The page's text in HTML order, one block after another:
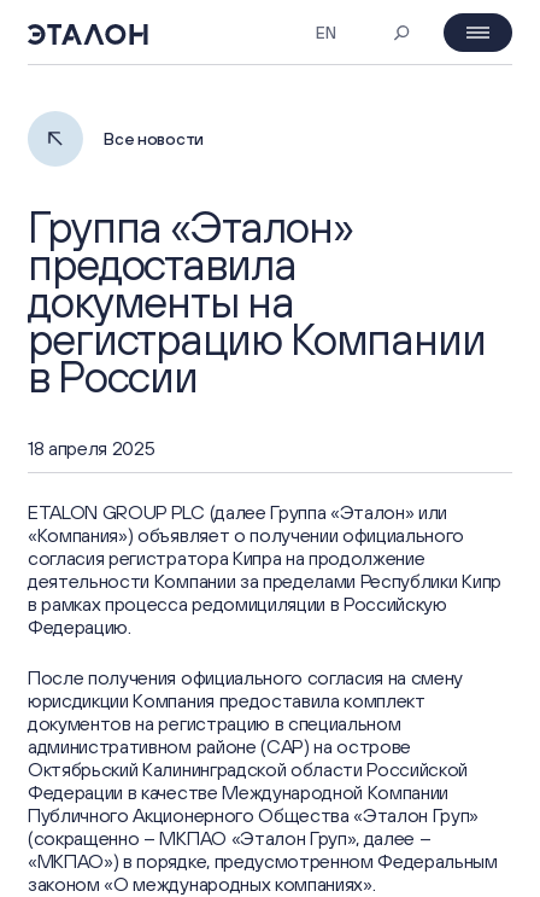
EN
ir@etalongroup.com +7 812 439-80-00
Сайт Группы
57 Oktyabrskaya St.,
Kaliningrad, Russia
MOEX: ETLN
₽ 23.56 -2%
О компании
Профиль компании
Обзор бизнеса
Корпоративное управление
Собрания акционеров
Совет Директоров и комитеты
Корпоративные документы
Информационный меморандум и Проспект
Корпоративный секретарь
Инвесторам
Основные показатели
Инвестиционная привлекательность
Отчеты
Презентации
Календарь инвестора
Информация о ценных бумагах
Частным инвесторам
ESG
Отчеты об устойчивом развитии
Устойчивое развитие
Пресс-центр
Новости
Контакты для СМИ
Пресс-кит
Контакты
Все новости
Группа «Эталон»
предоставила
документы на
регистрацию Компании
в России
18 апреля 2025
ETALON GROUP PLC (далее Группа «Эталон» или
«Компания») объявляет о получении официального
согласия регистратора Кипра на продолжение
деятельности Компании за пределами Республики Кипр
в рамках процесса редомициляции в Российскую
Федерацию.
После получения официального согласия на смену
юрисдикции Компания предоставила комплект
документов на регистрацию в специальном
административном районе (САР) на острове
Октябрьский Калининградской области Российской
Федерации в качестве Международной Компании
Публичного Акционерного Общества «Эталон Груп»
(сокращенно – МКПАО «Эталон Груп», далее –
«МКПАО») в порядке, предусмотренном Федеральным
законом «О международных компаниях».